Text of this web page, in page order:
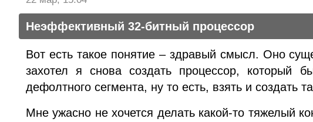
Неэффективный 32-битный процессор
Вот есть такое понятие – здравый смысл. Оно
захотел я снова создать процессор, который
дефолтного сегмента, ну то есть, взять и создать
Мне ужасно не хочется делать какой-то тяжелый